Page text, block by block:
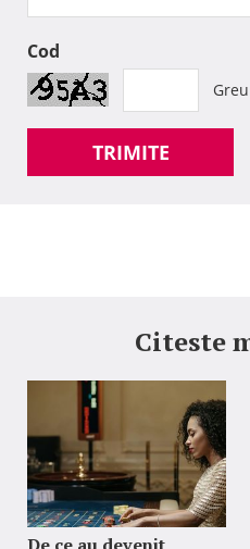
Cod
TRIMITE
Citeste